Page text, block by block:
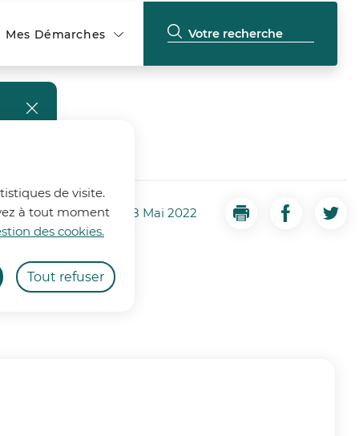
de visite.
à tout moment
des cookies.
Tout refuser
fermer l'alerte
Mes Démarches
Séance du 18 Mai 2022 ImprimerPartager la
mai 2022.